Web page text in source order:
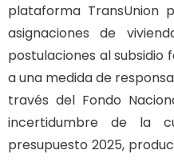
plataforma
asignaciones de
postulaciones al subsidio
a una medida de
través del Fondo
incertidumbre de la
presupuesto 2025,